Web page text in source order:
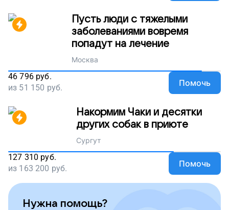
Пусть люди с тяжелыми
заболеваниями вовремя
попадут на лечение
Москва
46 796 руб.
из 51 150 руб. Помочь
Накормим Чаки и десятки
других собак в приюте
Сургут
127 310 руб.
из 163 200 руб. Помочь
Нужна помощь?